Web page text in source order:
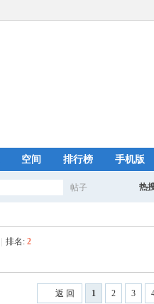
空间 排行榜 手机版
帖子 热
排名: 2
1 2 3
返 回